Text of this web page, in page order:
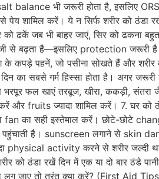
salt balance भी जरूरी होता है, इसलिए
जैसे पेय शामिल करें। ये न सिर्फ शरीर
ढकें जब भी बाहर जाएं, सिर को ढकना
बढ़ता है—इसलिए protection जरूरी है।
पहनें, जो पसीना सोखते हैं और शरीर
का सबसे गर्म हिस्सा होता है। अगर
फल खाएं तरबूज, खीरा, ककड़ी,
और fruits ज्यादा शामिल करें। 7. घर
fan का सही इस्तेमाल करें। छोटे-छोटे
पहुंचाती है। sunscreen लगाने से skin
physical activity करने से शरीर
को ठंडा रखें दिन में एक या दो बार
जाए तो तुरंत क्या करें? (First Aid